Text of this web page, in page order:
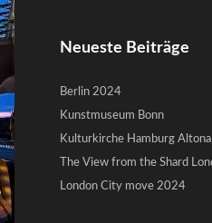
Neueste Beiträge
Berlin 2024
Kunstmuseum Bonn
Kulturkirche Hamburg Altona
The View from the Shard
London City move 2024